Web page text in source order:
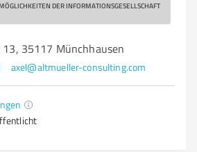
DER INFORMATIONSGESELLSCHAFT
35117 Münchhausen
axel@altmueller-consulting.com